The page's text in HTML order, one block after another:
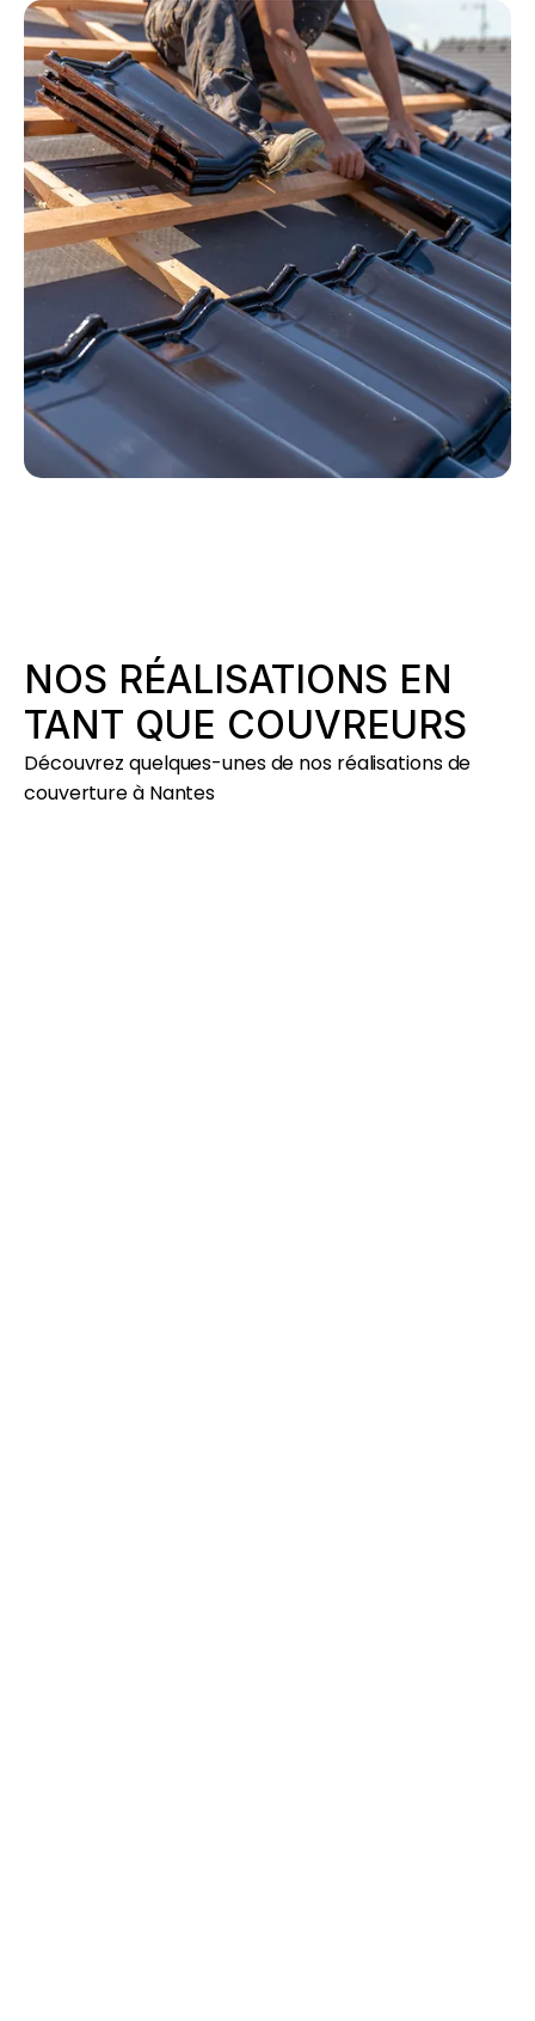
NOS RÉALISATIONS EN
TANT QUE COUVREURS
Découvrez quelques-unes de nos réalisations de
couverture à Nantes